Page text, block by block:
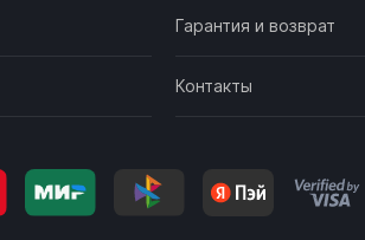
Гарантия и возврат
Контакты